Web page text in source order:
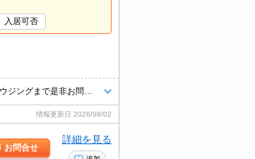
入居可否
情報更新日 2026/08/02
お問合せ
詳細を見る